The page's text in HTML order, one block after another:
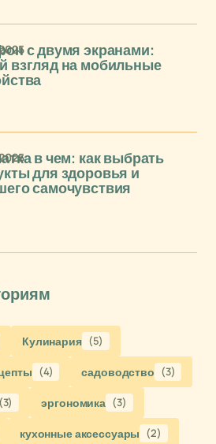
с двумя экранами:
взгляд на мобильные
в чем: как выбрать
для здоровья и
самочувствия
Кулинария (5)
(4) садоводство (3)
(3) эргономика (3)
кухонные аксессуары (2)